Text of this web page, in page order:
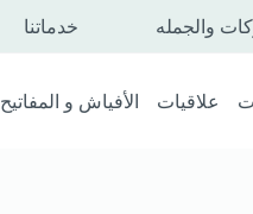
والجمله خدماتنا
علاقيات الأفياش و المفاتيح